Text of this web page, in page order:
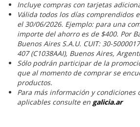
Incluye compras con tarjetas
Válida todos los días comprendidos
el 30/06/2026. Ejemplo: para una
importe del ahorro es de $400. Por
Buenos Aires S.A.U. CUIT: 30-
407 (C1038AAI), Buenos Aires,
Sólo podrán participar de la
que al momento de comprar se
productos.
Para más información y condiciones
aplicables consulte en galicia.ar